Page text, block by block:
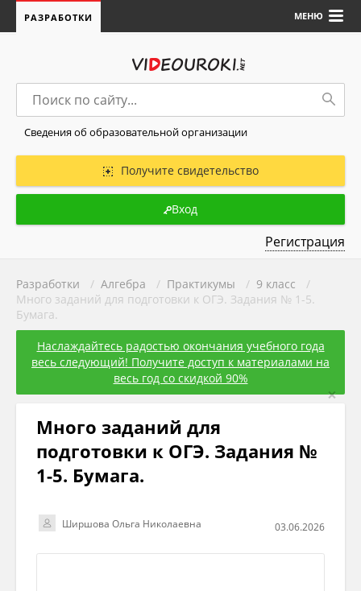
МЕНЮ
РАЗРАБОТКИ
Сведения об образовательной организации
Получите свидетельство
Вход
Регистрация
Разработки / Алгебра / Практикумы / 9 класс
/
Много заданий для подготовки к ОГЭ. Задания № 1-5.
Бумага.
Наслаждайтесь радостью окончания учебного года
весь следующий! Получите доступ к материалами на
весь год со скидкой 90%
×
Много заданий для
подготовки к ОГЭ. Задания №
1-5. Бумага.
Ширшова Ольга Николаевна 03.06.2026